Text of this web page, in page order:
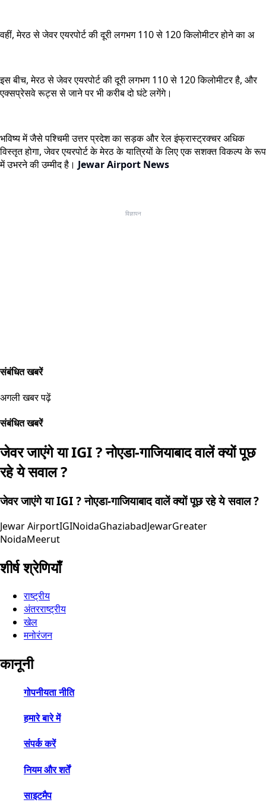
वहीं, मेरठ से जेवर एयरपोर्ट की दूरी लगभग 110 से 120 किलोमीटर होने का अ
इस बीच, मेरठ से जेवर एयरपोर्ट की दूरी लगभग 110 से 120 किलोमीटर है, और
एक्सप्रेसवे रूट्स से जाने पर भी करीब दो घंटे लगेंगे।
भविष्य में जैसे पश्चिमी उत्तर प्रदेश का सड़क और रेल इंफ्रास्ट्रक्चर अधिक
विस्तृत होगा, जेवर एयरपोर्ट के मेरठ के यात्रियों के लिए एक सशक्त विकल्प के रूप
में उभरने की उम्मीद है। Jewar Airport News
विज्ञापन
संबंधित खबरें
अगली खबर पढ़ें
संबंधित खबरें
जेवर जाएंगे या IGI ? नोएडा-गाजियाबाद वालें क्यों पूछ
रहे ये सवाल ?
जेवर जाएंगे या IGI ? नोएडा-गाजियाबाद वालें क्यों पूछ रहे ये सवाल ?
Jewar AirportIGINoidaGhaziabadJewarGreater
NoidaMeerut
शीर्ष श्रेणियाँ
राष्ट्रीय
अंतरराष्ट्रीय
खेल
मनोरंजन
कानूनी
गोपनीयता नीति
हमारे बारे में
संपर्क करें
नियम और शर्तें
साइटमैप